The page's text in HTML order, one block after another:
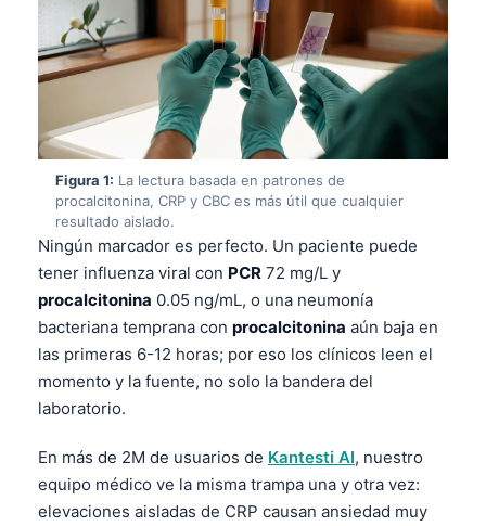
Figura 1: La lectura basada en patrones de
procalcitonina, CRP y CBC es más útil que cualquier
resultado aislado.
Ningún marcador es perfecto. Un paciente puede
tener influenza viral con PCR 72 mg/L y
procalcitonina 0.05 ng/mL, o una neumonía
bacteriana temprana con procalcitonina aún baja en
las primeras 6-12 horas; por eso los clínicos leen el
momento y la fuente, no solo la bandera del
laboratorio.
En más de 2M de usuarios de Kantesti AI, nuestro
equipo médico ve la misma trampa una y otra vez:
elevaciones aisladas de CRP causan ansiedad muy